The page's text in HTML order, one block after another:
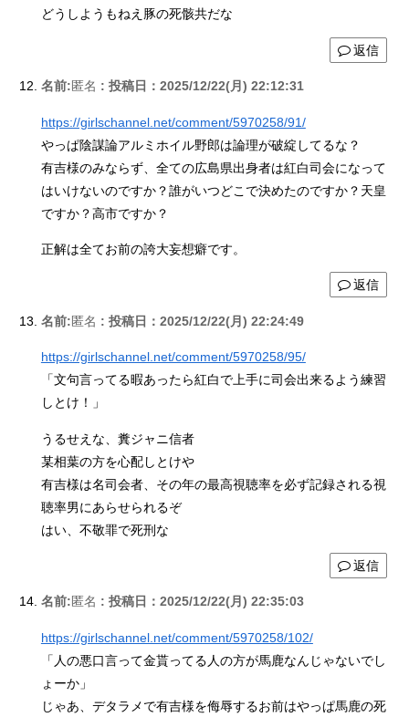
どうしようもねえ豚の死骸共だな
返信
名前:匿名 : 投稿日：2025/12/22(月) 22:12:31
https://girlschannel.net/comment/5970258/91/
やっぱ陰謀論アルミホイル野郎は論理が破綻してるな？
有吉様のみならず、全ての広島県出身者は紅白司会になって
はいけないのですか？誰がいつどこで決めたのですか？天皇
ですか？高市ですか？
正解は全てお前の誇大妄想癖です。
返信
名前:匿名 : 投稿日：2025/12/22(月) 22:24:49
https://girlschannel.net/comment/5970258/95/
「文句言ってる暇あったら紅白で上手に司会出来るよう練習
しとけ！」
うるせえな、糞ジャニ信者
某相葉の方を心配しとけや
有吉様は名司会者、その年の最高視聴率を必ず記録される視
聴率男にあらせられるぞ
はい、不敬罪で死刑な
返信
名前:匿名 : 投稿日：2025/12/22(月) 22:35:03
https://girlschannel.net/comment/5970258/102/
「人の悪口言って金貰ってる人の方が馬鹿なんじゃないでし
ょーか」
じゃあ、デタラメで有吉様を侮辱するお前はやっぱ馬鹿の死